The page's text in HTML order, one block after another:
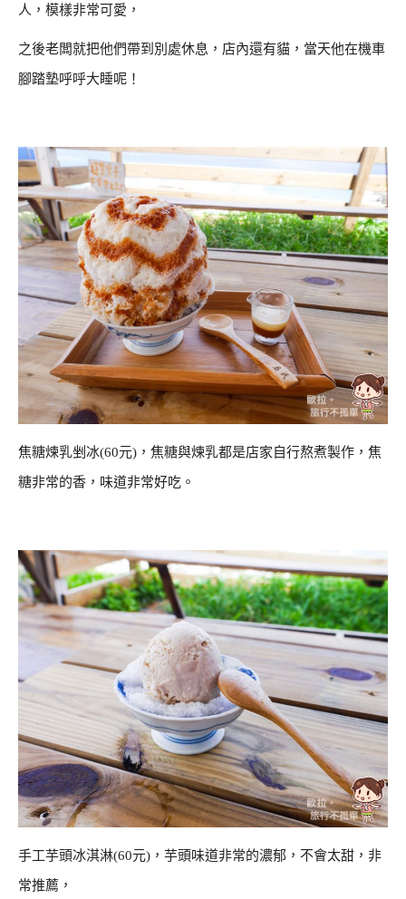
人，模樣非常可愛，
之後老闆就把他們帶到別處休息，店內還有貓，當天他在機車
腳踏墊呼呼大睡呢！
焦糖煉乳剉冰(60元)，焦糖與煉乳都是店家自行熬煮製作，焦
糖非常的香，味道非常好吃。
手工芋頭冰淇淋(60元)，芋頭味道非常的濃郁，不會太甜，非
常推薦，